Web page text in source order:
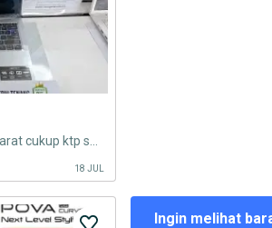
18 JUL
Ingin melihat